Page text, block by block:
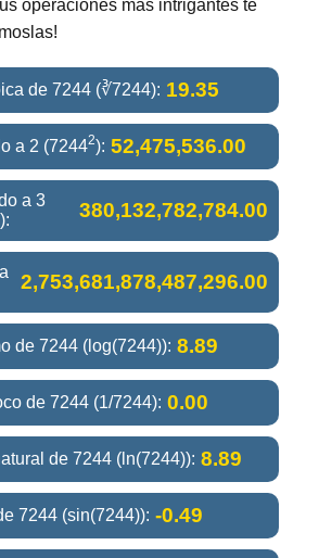
operaciones más intrigantes te
de 7244 (∛7244): 19.35
a 2 (72442): 52,475,536.00
a 3
): 380,132,782,784.00
2,753,681,878,487,296.00
de 7244 (log(7244)): 8.89
de 7244 (1/7244): 0.00
de 7244 (ln(7244)): 8.89
7244 (sin(7244)): -0.49